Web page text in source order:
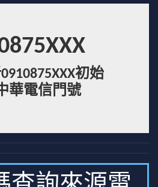
初始
華電信門號